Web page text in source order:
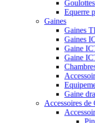
Goulottes
Equerre
Gaines
Gaines
Gaines
Gaine
Gaine
Gaine
Accessoires de